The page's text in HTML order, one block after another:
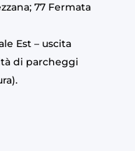
77 Fermata
Est – uscita
di parcheggi